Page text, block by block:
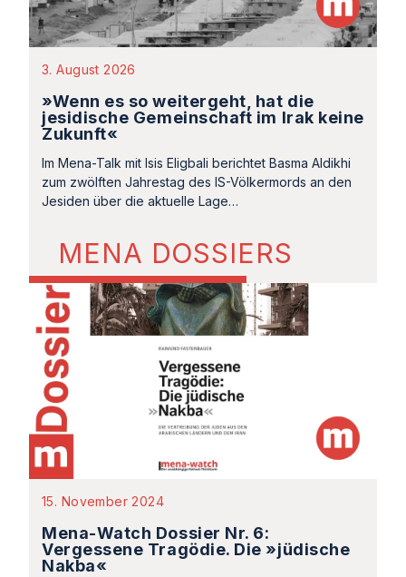
3. August 2026
»Wenn es so weitergeht, hat die
jesidische Gemeinschaft im Irak keine
Zukunft«
Im Mena-Talk mit Isis Eligbali berichtet Basma Aldikhi
zum zwölften Jahrestag des IS-Völkermords an den
Jesiden über die aktuelle Lage…
MENA DOSSIERS
15. November 2024
Mena-Watch Dossier Nr. 6:
Vergessene Tragödie. Die »jüdische
Nakba«